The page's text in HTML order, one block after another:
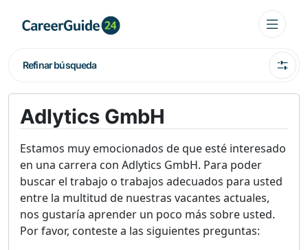
Refinar búsqueda
Adlytics GmbH
Estamos muy emocionados de que esté interesado
en una carrera con Adlytics GmbH. Para poder
buscar el trabajo o trabajos adecuados para usted
entre la multitud de nuestras vacantes actuales,
nos gustaría aprender un poco más sobre usted.
Por favor, conteste a las siguientes preguntas: